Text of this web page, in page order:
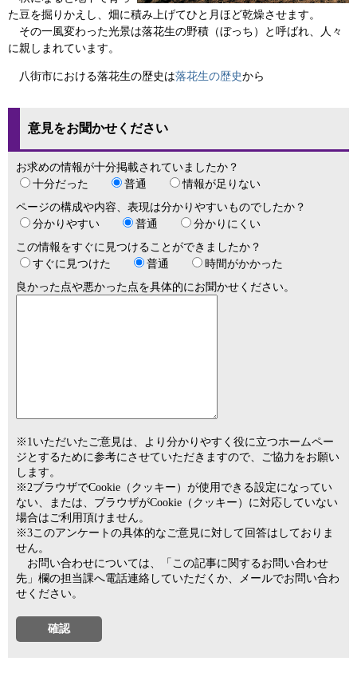
た豆を掘りかえし、畑に積み上げてひと月ほど乾燥させます。
その一風変わった光景は落花生の野積（ぼっち）と呼ばれ、人々
に親しまれています。
八街市における落花生の歴史は落花生の歴史から
意見をお聞かせください
お求めの情報が十分掲載されていましたか？
十分だった
普通
情報が足りない
ページの構成や内容、表現は分かりやすいものでしたか？
分かりやすい
普通
分かりにくい
この情報をすぐに見つけることができましたか？
すぐに見つけた
普通
時間がかかった
良かった点や悪かった点を具体的にお聞かせください。
※1いただいたご意見は、より分かりやすく役に立つホームペー
ジとするために参考にさせていただきますので、ご協力をお願い
します。
※2ブラウザでCookie（クッキー）が使用できる設定になってい
ない、または、ブラウザがCookie（クッキー）に対応していない
場合はご利用頂けません。
※3このアンケートの具体的なご意見に対して回答はしておりま
せん。
お問い合わせについては、「この記事に関するお問い合わせ
先」欄の担当課へ電話連絡していただくか、メールでお問い合わ
せください。